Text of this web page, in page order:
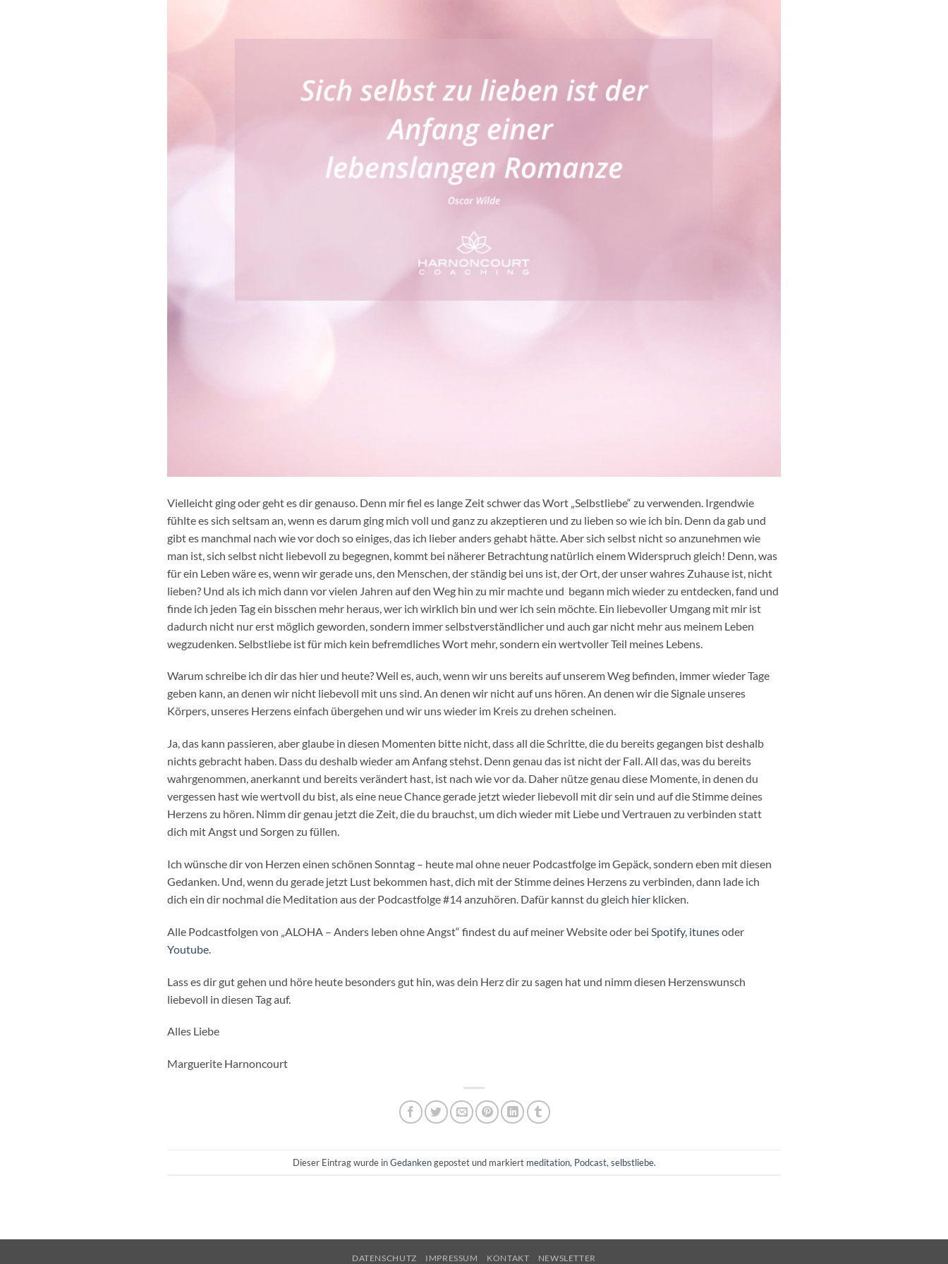
Vielleicht ging oder geht es dir genauso. Denn mir fiel es lange Zeit schwer das Wort „Selbstliebe“ zu verwenden. Irgendwie
fühlte es sich seltsam an, wenn es darum ging mich voll und ganz zu akzeptieren und zu lieben so wie ich bin. Denn da gab und
gibt es manchmal nach wie vor doch so einiges, das ich lieber anders gehabt hätte. Aber sich selbst nicht so anzunehmen wie
man ist, sich selbst nicht liebevoll zu begegnen, kommt bei näherer Betrachtung natürlich einem Widerspruch gleich! Denn, was
für ein Leben wäre es, wenn wir gerade uns, den Menschen, der ständig bei uns ist, der Ort, der unser wahres Zuhause ist, nicht
lieben? Und als ich mich dann vor vielen Jahren auf den Weg hin zu mir machte und begann mich wieder zu entdecken, fand und
finde ich jeden Tag ein bisschen mehr heraus, wer ich wirklich bin und wer ich sein möchte. Ein liebevoller Umgang mit mir ist
dadurch nicht nur erst möglich geworden, sondern immer selbstverständlicher und auch gar nicht mehr aus meinem Leben
wegzudenken. Selbstliebe ist für mich kein befremdliches Wort mehr, sondern ein wertvoller Teil meines Lebens.
Warum schreibe ich dir das hier und heute? Weil es, auch, wenn wir uns bereits auf unserem Weg befinden, immer wieder Tage
geben kann, an denen wir nicht liebevoll mit uns sind. An denen wir nicht auf uns hören. An denen wir die Signale unseres
Körpers, unseres Herzens einfach übergehen und wir uns wieder im Kreis zu drehen scheinen.
Ja, das kann passieren, aber glaube in diesen Momenten bitte nicht, dass all die Schritte, die du bereits gegangen bist deshalb
nichts gebracht haben. Dass du deshalb wieder am Anfang stehst. Denn genau das ist nicht der Fall. All das, was du bereits
wahrgenommen, anerkannt und bereits verändert hast, ist nach wie vor da. Daher nütze genau diese Momente, in denen du
vergessen hast wie wertvoll du bist, als eine neue Chance gerade jetzt wieder liebevoll mit dir sein und auf die Stimme deines
Herzens zu hören. Nimm dir genau jetzt die Zeit, die du brauchst, um dich wieder mit Liebe und Vertrauen zu verbinden statt
dich mit Angst und Sorgen zu füllen.
Ich wünsche dir von Herzen einen schönen Sonntag – heute mal ohne neuer Podcastfolge im Gepäck, sondern eben mit diesen
Gedanken. Und, wenn du gerade jetzt Lust bekommen hast, dich mit der Stimme deines Herzens zu verbinden, dann lade ich
dich ein dir nochmal die Meditation aus der Podcastfolge #14 anzuhören. Dafür kannst du gleich hier klicken.
Alle Podcastfolgen von „ALOHA – Anders leben ohne Angst“ findest du auf meiner Website oder bei Spotify, itunesoder
Youtube
Lass es dir gut gehen und höre heute besonders gut hin, was dein Herz dir zu sagen hat und nimm diesen Herzenswunsch
liebevoll in diesen Tag auf.
Alles Liebe
Marguerite Harnoncourt
Dieser Eintrag wurde inGedankengepostet und markiert meditation, Podcast, selbstliebe.
DATENSCHUTZ IMPRESSUM KONTAKT NEWSLETTER